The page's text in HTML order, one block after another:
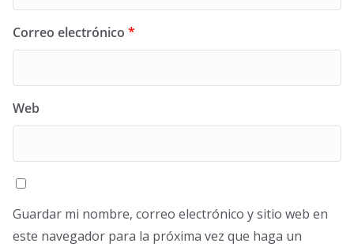
Correo electrónico *
Web
Guardar mi nombre, correo electrónico y sitio web en
este navegador para la próxima vez que haga un